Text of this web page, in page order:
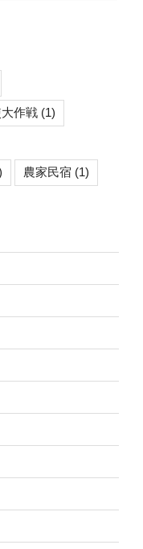
作戦 (1)
農家民宿 (1)